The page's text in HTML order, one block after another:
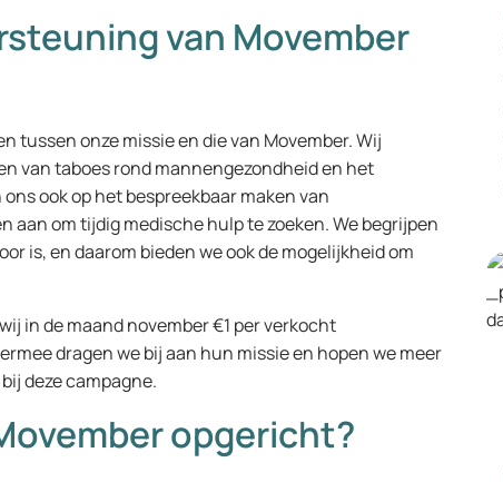
van Movember
tussen onze missie en die van Movember. Wij
van taboes rond mannengezondheid en het
ook op het bespreekbaar maken van
aan om tijdig medische hulp te zoeken. We begrijpen
is, en daarom bieden we ook de mogelijkheid om
in de maand november €1 per verkocht
dragen we bij aan hun missie en hopen we meer
deze campagne.
opgericht?